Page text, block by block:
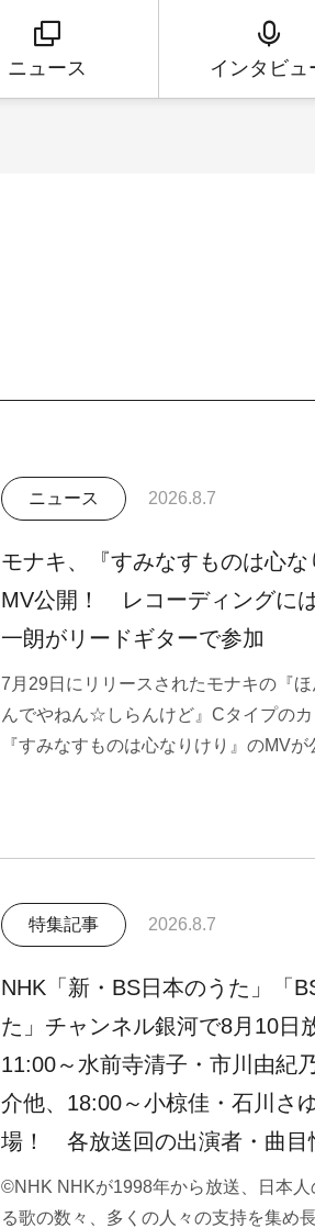
ニュース インタビュ
ニュース 2026.8.7
モナキ、『すみなすものは心な
MV公開！ レコーディングに
一朗がリードギターで参加
7月29日にリリースされたモナキの『
んでやねん☆しらんけど』Cタイプのカ
『すみなすものは心なりけり』のMV
特集記事 2026.8.7
NHK「新・BS日本のうた」「
た」チャンネル銀河で8月10日
11:00～水前寺清子・市川由紀
介他、18:00～小椋佳・石川さ
場！ 各放送回の出演者・曲目
©NHK NHKが1998年から放送、日本人
る歌の数々、多くの人々の支持を集め